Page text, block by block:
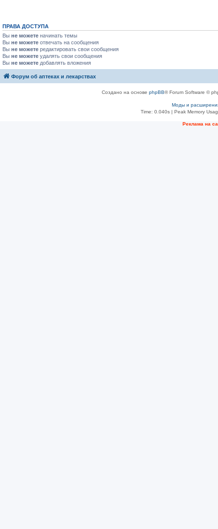
ПРАВА ДОСТУПА
Вы не можете начинать темы
Вы не можете отвечать на сообщения
Вы не можете редактировать свои сообщения
Вы не можете удалять свои сообщения
Вы не можете добавлять вложения
Форум об аптеках и лекарствах
Создано на основе phpBB® Forum Software ©
Моды и
Time: 0.040s | Peak Memory
Рeклама на